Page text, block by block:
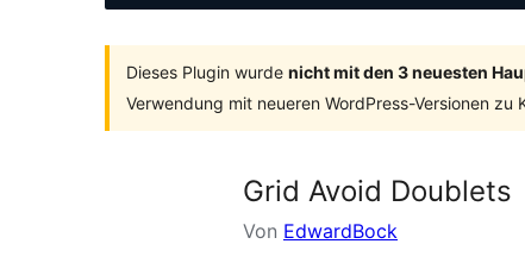
Dieses Plugin wurde nicht mit den 3 neuesten
Verwendung mit neueren WordPress-Versionen
Grid Avoid Doublets
Von EdwardBock